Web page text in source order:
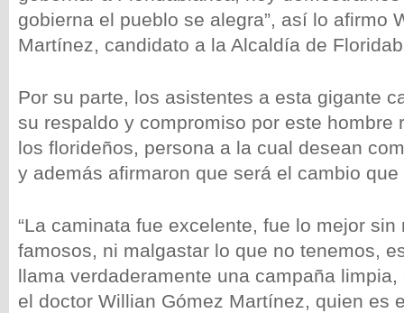
gobierna el pueblo se alegra”, así lo afirmo
Martínez, candidato a la Alcaldía de
Por su parte, los asistentes a esta gigante
su respaldo y compromiso por este hombre
los florideños, persona a la cual desean
y además afirmaron que será el cambio
“La caminata fue excelente, fue lo mejor
famosos, ni malgastar lo que no tenemos,
llama verdaderamente una campaña
el doctor Willian Gómez Martínez, quien es
wp-
wp-